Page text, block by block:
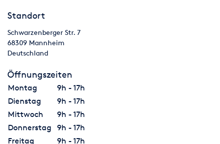
Standort
Schwarzenberger Str. 7
68309 Mannheim
Deutschland
Öffnungszeiten
Montag
9h - 17h
Dienstag
9h - 17h
Mittwoch
9h - 17h
Donnerstag
9h - 17h
Freitag
9h - 17h